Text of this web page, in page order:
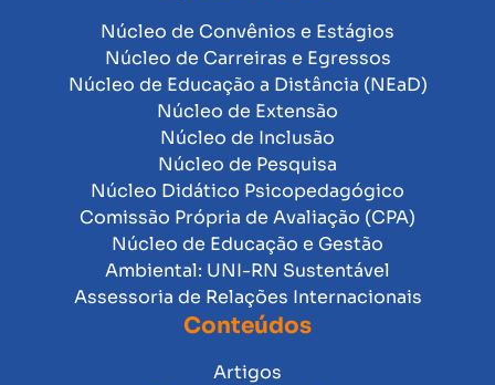
Núcleo de Convênios e Estágios
Núcleo de Carreiras e Egressos
Núcleo de Educação a Distância (NEaD)
Núcleo de Extensão
Núcleo de Inclusão
Núcleo de Pesquisa
Núcleo Didático Psicopedagógico
Comissão Própria de Avaliação (CPA)
Núcleo de Educação e Gestão
Ambiental: UNI-RN Sustentável
Assessoria de Relações Internacionais
Conteúdos
Artigos